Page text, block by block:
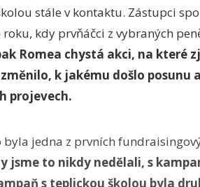
stále v kontaktu. Zástupci
kdy prvňáčci z vybraných
Romea chystá akci, na které
k jakému došlo posunu
projevech.
byla jedna z prvních
jsme to nikdy nedělali, s
s teplickou školou byla